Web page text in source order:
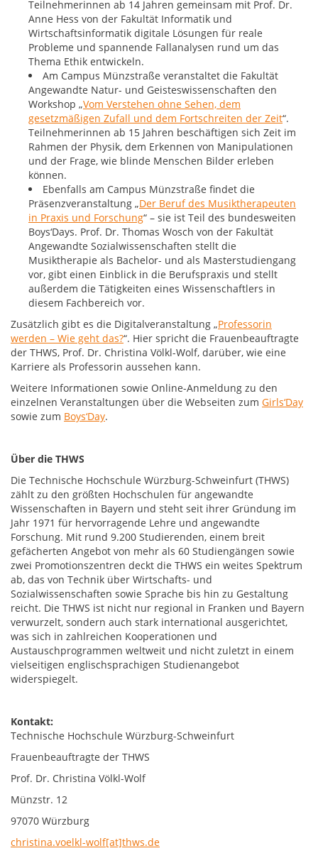
Teilnehmerinnen ab 14 Jahren gemeinsam mit Prof. Dr.
Anne Hess von der Fakultät Informatik und
Wirtschaftsinformatik digitale Lösungen für reale
Probleme und spannende Fallanalysen rund um das
Thema Ethik entwickeln.
Am Campus Münzstraße veranstaltet die Fakultät
Angewandte Natur- und Geisteswissenschaften den
Workshop „Vom Verstehen ohne Sehen, dem
gesetzmäßigen Zufall und dem Fortschreiten der Zeit“.
Teilnehmerinnen ab 15 Jahren beschäftigen sich Zeit im
Rahmen der Physik, dem Erkennen von Manipulationen
und der Frage, wie blinde Menschen Bilder erleben
können.
Ebenfalls am Campus Münzstraße findet die
Präsenzveranstaltung „Der Beruf des Musiktherapeuten
in Praxis und Forschung“ – sie ist Teil des bundesweiten
Boys‘Days. Prof. Dr. Thomas Wosch von der Fakultät
Angewandte Sozialwissenschaften stellt die
Musiktherapie als Bachelor- und als Masterstudiengang
vor, gibt einen Einblick in die Berufspraxis und stellt
außerdem die Tätigkeiten eines Wissenschaftlers in
diesem Fachbereich vor.
Zusätzlich gibt es die Digitalveranstaltung „Professorin
werden – Wie geht das?“. Hier spricht die Frauenbeauftragte
der THWS, Prof. Dr. Christina Völkl-Wolf, darüber, wie eine
Karriere als Professorin aussehen kann.
Weitere Informationen sowie Online-Anmeldung zu den
einzelnen Veranstaltungen über die Webseiten zum Girls‘Day
sowie zum Boys‘Day.
Über die THWS
Die Technische Hochschule Würzburg-Schweinfurt (THWS)
zählt zu den größten Hochschulen für angewandte
Wissenschaften in Bayern und steht seit ihrer Gründung im
Jahr 1971 für hervorragende Lehre und angewandte
Forschung. Mit rund 9.200 Studierenden, einem breit
gefächerten Angebot von mehr als 60 Studiengängen sowie
zwei Promotionszentren deckt die THWS ein weites Spektrum
ab, das von Technik über Wirtschafts- und
Sozialwissenschaften sowie Sprache bis hin zu Gestaltung
reicht. Die THWS ist nicht nur regional in Franken und Bayern
verwurzelt, sondern auch stark international ausgerichtet,
was sich in zahlreichen Kooperationen und
Austauschprogrammen weltweit und nicht zuletzt in einem
vielseitigen englischsprachigen Studienangebot
widerspiegelt.
Kontakt:
Technische Hochschule Würzburg-Schweinfurt
Frauenbeauftragte der THWS
Prof. Dr. Christina Völkl-Wolf
Münzstr. 12
97070 Würzburg
christina.voelkl-wolf[at]thws.de